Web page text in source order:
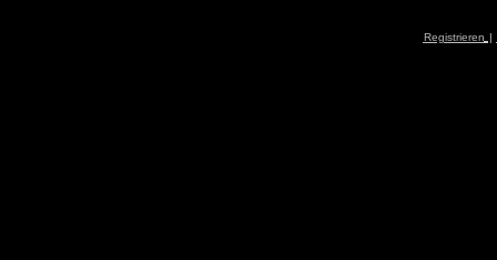
Registrieren |